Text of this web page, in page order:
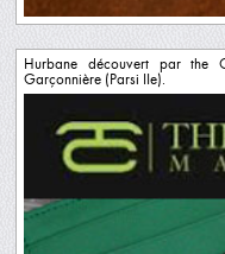
Hurbane découvert par the
Garçonnière (Parsi IIe).